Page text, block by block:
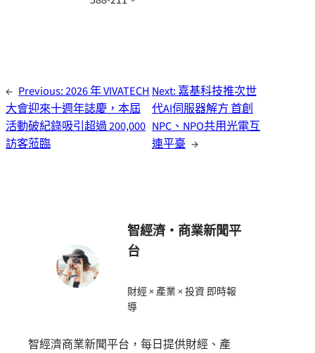
← Previous:2026 年 VIVATECH
大會迎來十週年誌慶，本屆
活動破紀錄吸引超過 200,000
訪客蒞臨
Next: 嘉基科技推次世
代AI伺服器解方 首創
NPC、NPO共用光電互
連平臺 →
智經濟・商業新聞平
台
財經 × 產業 × 投資 即時報
導
智經濟商業新聞平台，每日提供財經、產